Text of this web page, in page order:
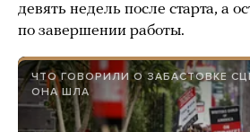
девять недель после старта, а
по завершении работы.
ЧТО ГОВОРИЛИ О ЗАБАСТОВКЕ
ОНА ШЛА